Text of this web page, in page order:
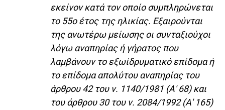
εκείνον κατά τον οποίο συμπληρώνεται
το 55ο έτος της ηλικίας. Εξαιρούνται
της ανωτέρω μείωσης οι συνταξιούχοι
λόγω αναπηρίας ή γήρατος που
λαμβάνουν το εξωίδρυματικό επίδομα ή
το επίδομα απολύτου αναπηρίας του
άρθρου 42 του ν. 1140/1981 (Α' 68) και
του άρθρου 30 του ν. 2084/1992 (Α' 165)